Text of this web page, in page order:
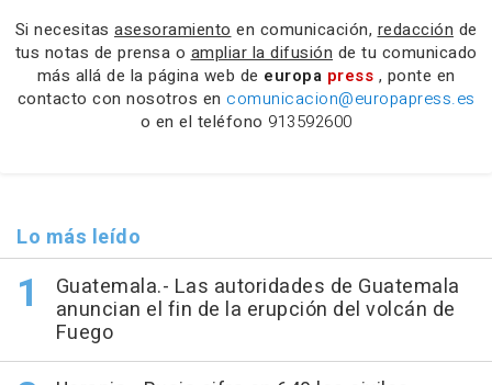
Si necesitas asesoramiento en comunicación, redacción de
tus notas de prensa o ampliar la difusión de tu comunicado
más allá de la página web de europa press , ponte en
contacto con nosotros en comunicacion@europapress.es
o en el teléfono 913592600
Lo más leído
Guatemala.- Las autoridades de Guatemala
anuncian el fin de la erupción del volcán de
Fuego